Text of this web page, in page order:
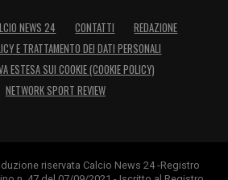
NEWS 24 CONTATTI
REDAZIONE
E TRATTAMENTO DEI DATI PERSONALI
ESTESA SUI COOKIE (COOKIE POLICY)
NETWORK SPORT REVIEW
riservata Calcio News 24 -Registro